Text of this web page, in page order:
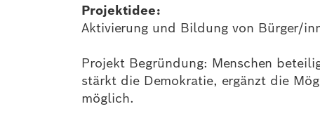
Projektidee:
Aktivierung und Bildung von Bürger/
Projekt Begründung: Menschen
stärkt die Demokratie, ergänzt die
möglich.